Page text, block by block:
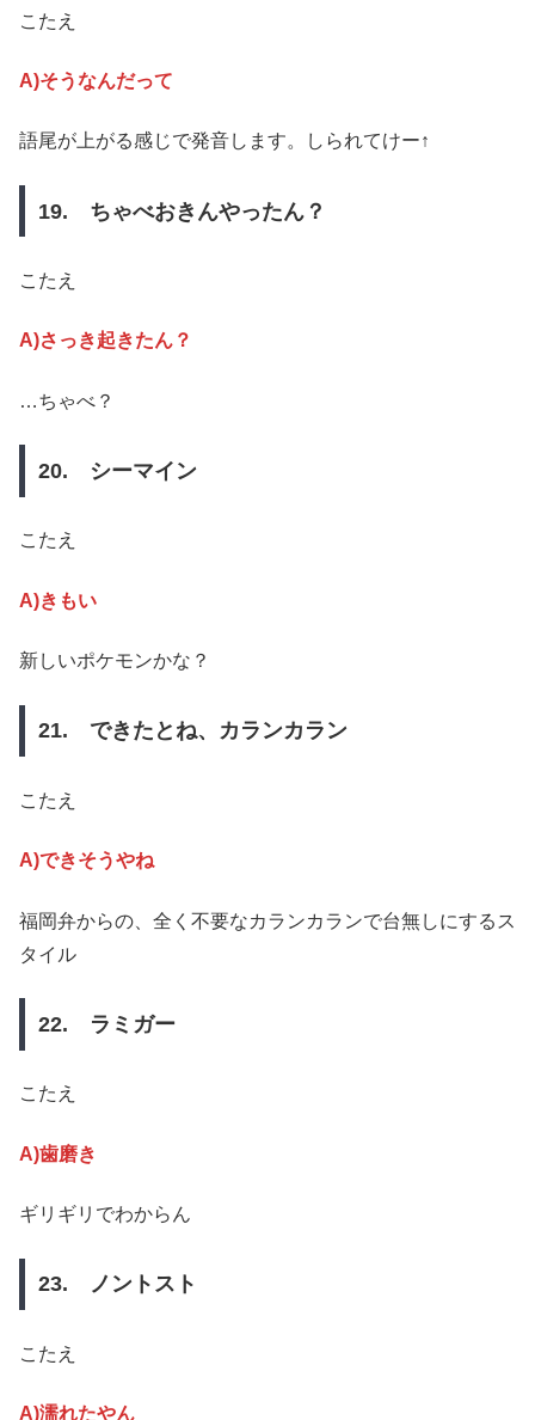
こたえ
A)そうなんだって
語尾が上がる感じで発音します。しられてけー↑
19. ちゃべおきんやったん？
こたえ
A)さっき起きたん？
…ちゃべ？
20. シーマイン
こたえ
A)きもい
新しいポケモンかな？
21. できたとね、カランカラン
こたえ
A)できそうやね
福岡弁からの、全く不要なカランカランで台無しにするス
タイル
22. ラミガー
こたえ
A)歯磨き
ギリギリでわからん
23. ノントスト
こたえ
A)濡れたやん